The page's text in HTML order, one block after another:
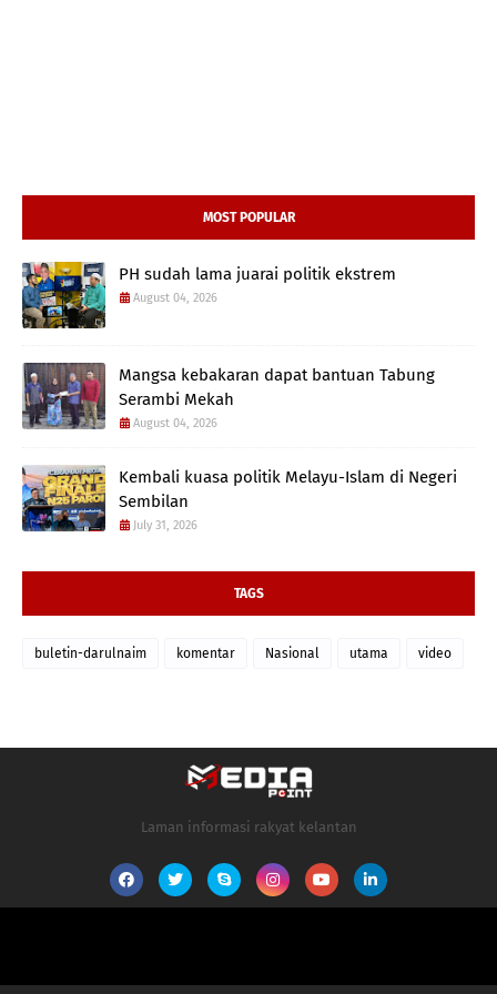
MOST POPULAR
PH sudah lama juarai politik ekstrem
August 04, 2026
Mangsa kebakaran dapat bantuan Tabung
Serambi Mekah
August 04, 2026
Kembali kuasa politik Melayu-Islam di Negeri
Sembilan
July 31, 2026
TAGS
buletin-darulnaim komentar Nasional utama video
Laman informasi rakyat kelantan